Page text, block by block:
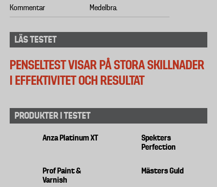
Kommentar Medelbra.
LÄS TESTET
PENSELTEST VISAR PÅ STORA SKILLNADER
I EFFEKTIVITET OCH RESULTAT
PRODUKTER I TESTET
Anza Platinum XT
Spekters
Perfection
Prof Paint &
Varnish
Mästers Guld